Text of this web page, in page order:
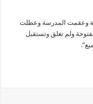
وعقمت المدرسة وعطلت
ولم تغلق وتستقبل